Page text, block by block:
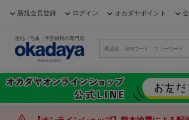
新規会員登録 ログイン オカダヤポイント
生地・毛糸・手芸材料の専門店